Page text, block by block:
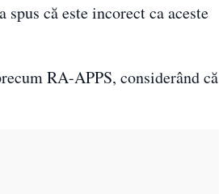
că este incorect ca aceste
RA-APPS, considerând că